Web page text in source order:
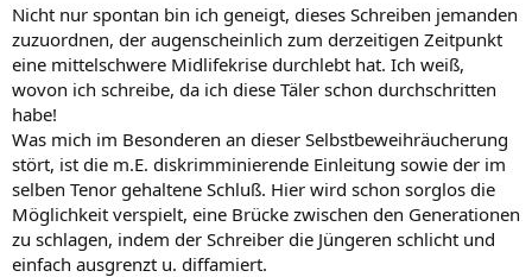
Nicht nur spontan bin ich geneigt, dieses Schreiben jemanden
zuzuordnen, der augenscheinlich zum derzeitigen Zeitpunkt
eine mittelschwere Midlifekrise durchlebt hat. Ich weiß,
wovon ich schreibe, da ich diese Täler schon durchschritten
habe!
Was mich im Besonderen an dieser Selbstbeweihräucherung
stört, ist die m.E. diskrimminierende Einleitung sowie der im
selben Tenor gehaltene Schluß. Hier wird schon sorglos die
Möglichkeit verspielt, eine Brücke zwischen den Generationen
zu schlagen, indem der Schreiber die Jüngeren schlicht und
einfach ausgrenzt u. diffamiert.